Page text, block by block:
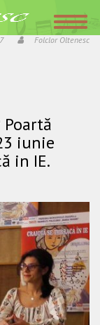
23 iunie 2017,
Folclor Oltenesc
iunie
in IE.